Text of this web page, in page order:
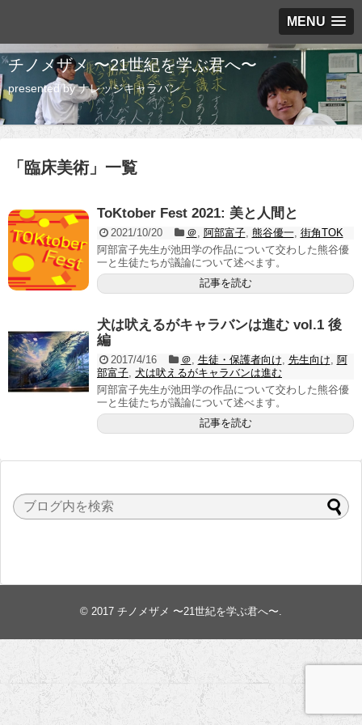
MENU
チノメザメ 〜21世紀を学ぶ君へ〜
presented by ナレッジキャラバン
「 臨床美術」 一覧
ToKtober Fest 2021: 美と人間と
2021/10/20 ＠ 阿部富子, 熊谷優一, 街角TOK
阿部富子先生が池田学の作品について交わした熊谷優
一と生徒たちが議論について述べます。
記事を読む
犬は吠えるがキャラバンは進む vol.1 後
編
2017/4/16 ＠ 生徒・保護者向け 先生向け
阿
部富子 犬は吠えるがキャラバンは進む
阿部富子先生が池田学の作品について交わした熊谷優
一と生徒たちが議論について述べます。
記事を読む
© 2017 チノメザメ 〜21世紀を学ぶ君へ〜